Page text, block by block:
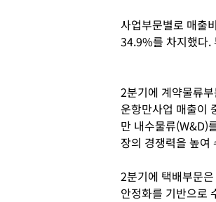
사업부문별로 매출
34.9%를 차지했다.
2분기에 계약물류
운항만사업 매출이
만 내수물류(W&D)
장의 경쟁력을 높여
2분기에 택배부문
안정화를 기반으로